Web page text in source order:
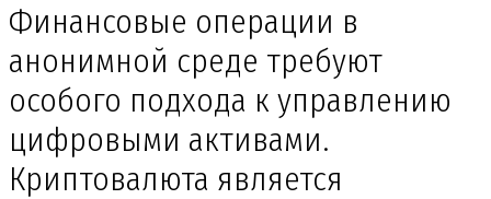
Финансовые операции в
анонимной среде требуют
особого подхода к управлению
цифровыми активами.
Криптовалюта является